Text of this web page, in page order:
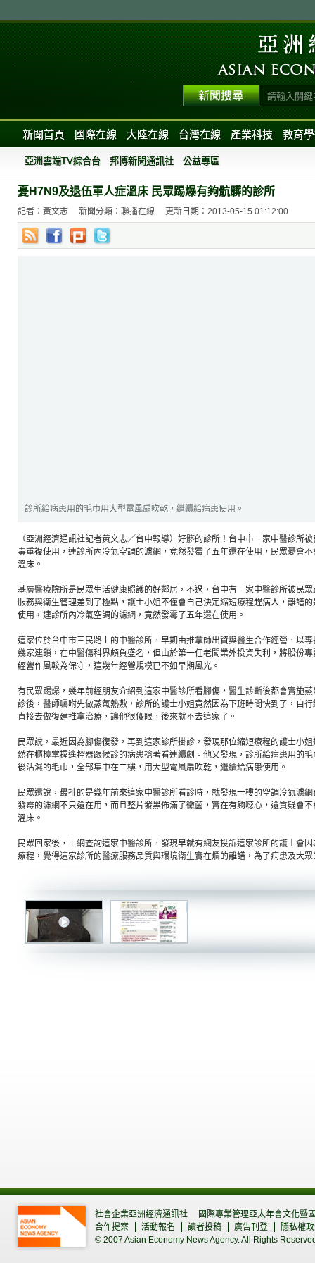
新聞首頁 國際在線 大陸在線 台灣在線 產業科技 教育
亞洲雲端TV綜合台 邦博新聞通訊社 公益專區
憂H7N9及退伍軍人症溫床 民眾踢爆有夠骯髒的診所
記者：黃文志 新聞分類：聯播在線 更新日期：2013-05-15 01:12:00
診所給病患用的毛巾用大型電風扇吹乾，繼續給病患使用。
（亞洲經濟通訊社記者黃文志／台中報導）好髒的診所！台中市一家中醫診所
毒重複使用，連診所內冷氣空調的濾網，竟然發霉了五年還在使用，民眾憂會
溫床。
基層醫療院所是民眾生活健康照護的好鄰居，不­過，台中有一家中醫診所被民
服務與衛生管理差到了­極點，護士小姐不僅會自己決定縮短療程趕病人，離譜
使用，連診所內冷氣空調的濾網，竟然發霉了五年還在使用。
這家位於台中市三民路上的中醫診所，早期由推拿師出資與醫生合作經營，以
幾家連鎖，在中醫傷科界頗負盛名，但由於第一任老闆業外投資失­利，將股份
經營作風較為保守，這幾年經營規模已不­如早期風光。
有民眾踢爆，幾年前經朋友介紹到這家中醫診所看腳傷，醫生診斷後都會實施
診後，醫師囑咐先做蒸氣熱敷，診所的護士小姐竟然因為下班時間­快到了，自
直接去做復建推拿治療，讓他很傻眼，後­來就不去這家了。
民眾說，最近因為腳傷復發，再到這家診所掛診，發現那位縮短療程的護士小
然在櫃檯掌握遙控器跟候診的病患搶著看連續劇。他又發現，診所­給病患用的
後沾濕的毛巾，全部集中在二樓，用大型­電風扇吹乾，繼續給病患使用。
民眾還說，最扯的是幾年前來這家中醫診所看診時，就發現一樓的空調冷氣濾
發霉的濾網不只還在用，而且整片發黑佈滿了黴菌，實在有夠噁心­，還質疑會
溫床。
民眾回家後，上網查詢這家中醫診所，發現早就有網友投訴這家診所的護士會
療程，覺得這家診所的醫療服務品質與環境衛生實在爛的離譜，為­了病患及大
社會企業亞洲經濟通訊社
國際專業管理亞太年會文化暨
合作提案
活動報名 讀者投稿 廣告刊登
隱私權
© 2007 Asian Economy News Agency. All Rights